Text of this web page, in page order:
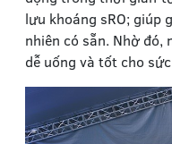
lưu khoáng sRO;
nhiên có sẵn. Nhờ
dễ uống và tốt cho